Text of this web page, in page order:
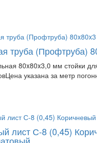
труба (Профтруба)
80x80x3,0 мм стойки
указана за метр
лист С-8 (0,45)